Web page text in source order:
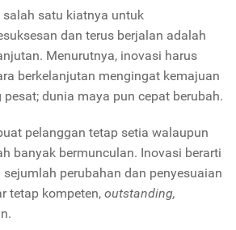
salah satu kiatnya untuk
dan terus berjalan adalah
Menurutnya, inovasi harus
berkelanjutan mengingat kemajuan
dunia maya pun cepat berubah.
pelanggan tetap setia walaupun
banyak bermunculan. Inovasi berarti
perubahan dan penyesuaian
tetap kompeten, outstanding,